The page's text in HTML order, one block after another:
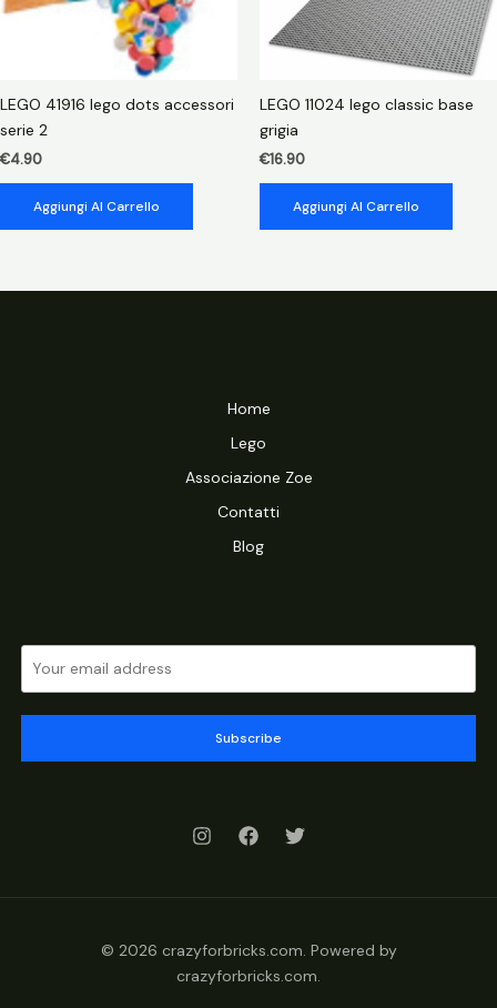
LEGO 41916 lego dots accessori
serie 2
€4.90
Aggiungi Al Carrello
LEGO 11024 lego classic base
grigia
€16.90
Aggiungi Al Carrello
Home
Lego
Associazione Zoe
Contatti
Blog
Subscribe
© 2026 crazyforbricks.com. Powered by
crazyforbricks.com.